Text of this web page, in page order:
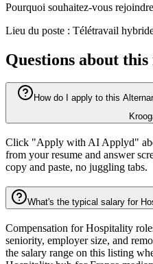
Pourquoi souhaitez-vous
Lieu du poste : Télétravail
Questions about this
How do I apply to this
Click "Apply with AI Applyd"
from your resume and answer
copy and paste, no juggling tabs.
What's the typical salary for
Compensation for Hospitality
seniority, employer size, and
the salary range on this listing